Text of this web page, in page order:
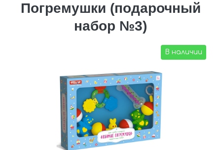
Погремушки (подарочный
набор №3)
В наличии